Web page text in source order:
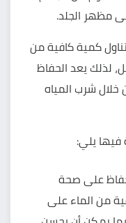
مظهر الجلد.
كمية كافية من
لذلك يعد الحفاظ
شرب المياه
فيها يلي:
على صحة
من الماء على